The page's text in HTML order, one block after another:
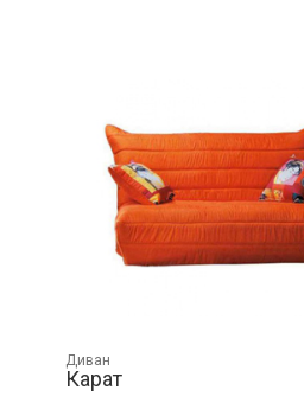
Диван
Карат